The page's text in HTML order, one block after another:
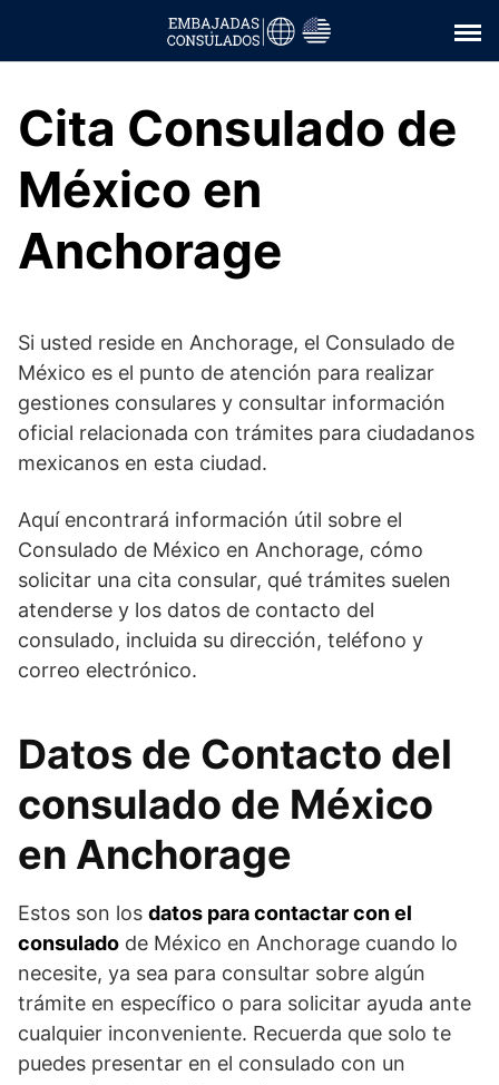
contenido
Cita Consulado de
México en
Anchorage
Si usted reside en Anchorage, el Consulado de
México es el punto de atención para realizar
gestiones consulares y consultar información
oficial relacionada con trámites para ciudadanos
mexicanos en esta ciudad.
Aquí encontrará información útil sobre el
Consulado de México en Anchorage, cómo
solicitar una cita consular, qué trámites suelen
atenderse y los datos de contacto del
consulado, incluida su dirección, teléfono y
correo electrónico.
Datos de Contacto del
consulado de México
en Anchorage
Estos son los datos para contactar con el
consulado de México en Anchorage cuando lo
necesite, ya sea para consultar sobre algún
trámite en específico o para solicitar ayuda ante
cualquier inconveniente. Recuerda que solo te
puedes presentar en el consulado con un